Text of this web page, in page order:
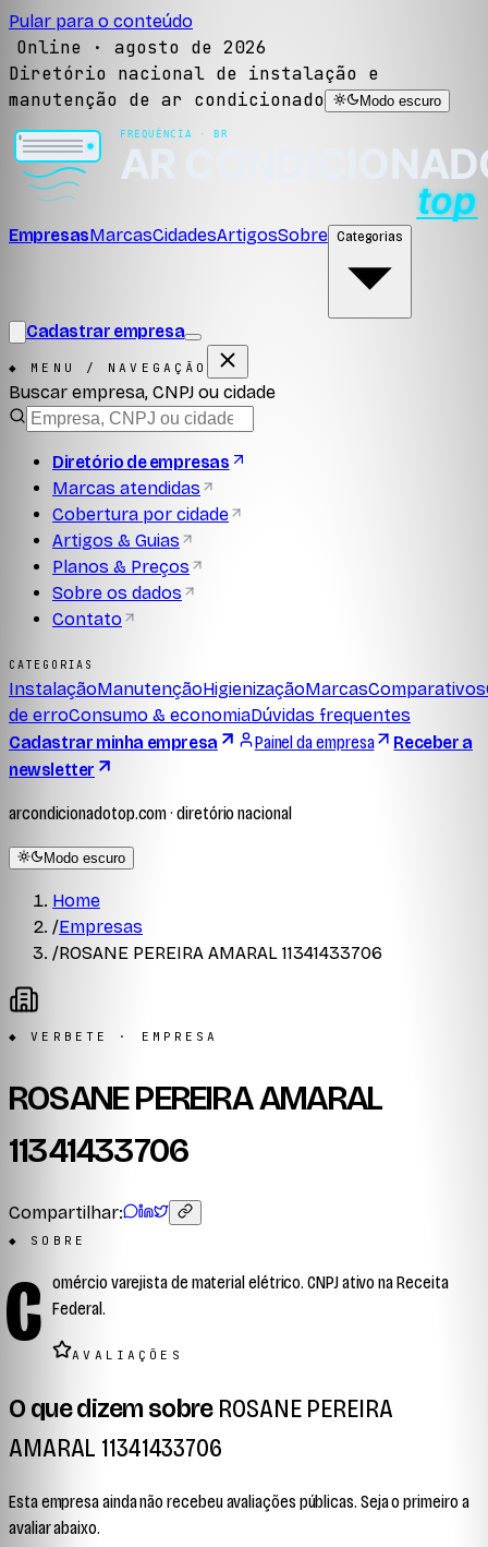
Pular para o conteúdo
Online · agosto de 2026
Diretório nacional de instalação e
manutenção de ar condicionado
Modo escuro
EmpresasMarcasCidadesArtigosSobre Categorias
Cadastrar empresa
◆ MENU / NAVEGAÇÃO
Buscar empresa, CNPJ ou cidade
Diretório de empresas
Marcas atendidas
Cobertura por cidade
Artigos & Guias
Planos & Preços
Sobre os dados
Contato
CATEGORIAS
InstalaçãoManutençãoHigienizaçãoMarcasComparativos
de erroConsumo & economiaDúvidas frequentes
Cadastrar minha empresa
Painel da empresa
Receber a
newsletter
arcondicionadotop.com · diretório nacional
Modo escuro
Home
/Empresas
/ROSANE PEREIRA AMARAL 11341433706
◆ VERBETE · EMPRESA
ROSANE PEREIRA AMARAL
11341433706
Compartilhar:
◆ SOBRE
C omércio varejista de material elétrico. CNPJ ativo na Receita
Federal.
AVALIAÇÕES
O que dizem sobre ROSANE PEREIRA
AMARAL 11341433706
Esta empresa ainda não recebeu avaliações públicas. Seja o primeiro a
avaliar abaixo.